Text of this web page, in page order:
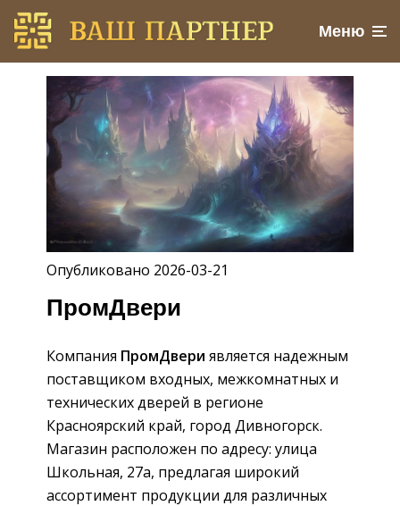
Меню
Опубликовано 2026-03-21
ПромДвери
Компания ПромДвери является надежным
поставщиком входных, межкомнатных и
технических дверей в регионе
Красноярский край, город Дивногорск.
Магазин расположен по адресу: улица
Школьная, 27а, предлагая широкий
ассортимент продукции для различных